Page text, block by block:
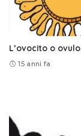
L’ovocito o ovulo
15 anni fa